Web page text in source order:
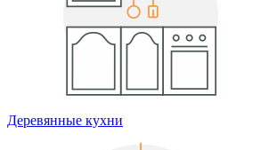
Деревянные кухни